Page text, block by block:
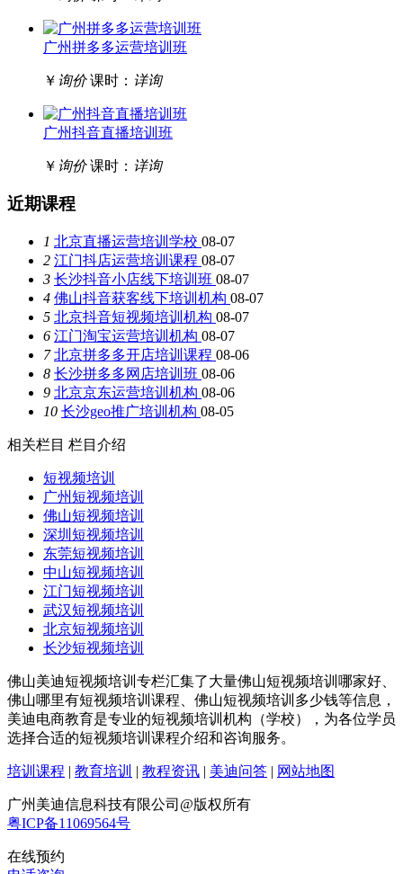
广州拼多多运营培训班
￥ 询价 课时： 详询
广州抖音直播培训班
￥ 询价 课时： 详询
近期课程
1 北京直播运营培训学校 08-07
2 江门抖店运营培训课程 08-07
3 长沙抖音小店线下培训班 08-07
4 佛山抖音获客线下培训机构 08-07
5 北京抖音短视频培训机构 08-07
6 江门淘宝运营培训机构 08-07
7 北京拼多多开店培训课程 08-06
8 长沙拼多多网店培训班 08-06
9 北京京东运营培训机构 08-06
10 长沙geo推广培训机构 08-05
相关栏目 栏目介绍
短视频培训
广州短视频培训
佛山短视频培训
深圳短视频培训
东莞短视频培训
中山短视频培训
江门短视频培训
武汉短视频培训
北京短视频培训
长沙短视频培训
佛山美迪短视频培训专栏汇集了大量佛山短视频培训哪家好、
佛山哪里有短视频培训课程、佛山短视频培训多少钱等信息，
美迪电商教育是专业的短视频培训机构（学校），为各位学员
选择合适的短视频培训课程介绍和咨询服务。
培训课程 | 教育培训 | 教程资讯 | 美迪问答 | 网站地图
广州美迪信息科技有限公司@版权所有
粤ICP备11069564号
在线预约